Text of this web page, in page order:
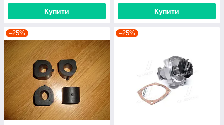
Купити Купити
–25% –25%